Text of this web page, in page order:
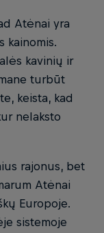
Atėnai yra
kainomis.
kavinių ir
turbūt
keista, kad
nelaksto
rajonus, bet
Atėnai
Europoje.
sistemoje